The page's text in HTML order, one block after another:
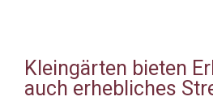
Kleingärten bieten
auch erhebliches